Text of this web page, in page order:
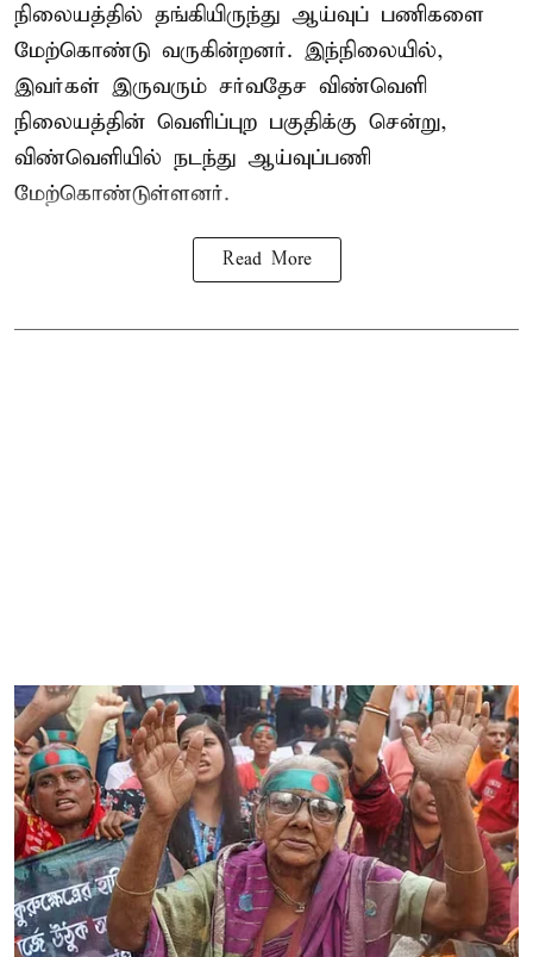
நிலையத்தில் தங்கியிருந்து ஆய்வுப் பணிகளை
மேற்கொண்டு வருகின்றனர். இந்நிலையில்,
இவர்கள் இருவரும் சர்வதேச விண்வெளி
நிலையத்தின் வெளிப்புற பகுதிக்கு சென்று,
விண்வெளியில் நடந்து ஆய்வுப்பணி
மேற்கொண்டுள்ளனர்.
Read More